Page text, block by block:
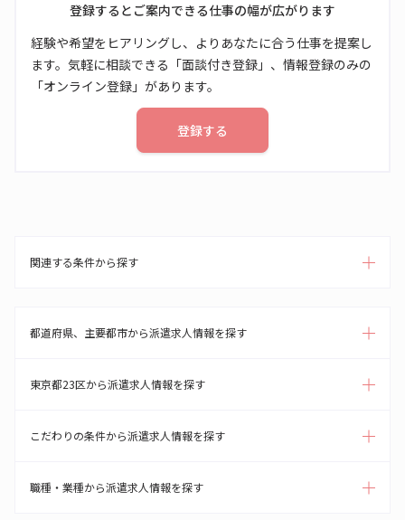
登録するとご案内できる仕事の幅が広がります
経験や希望をヒアリングし、よりあなたに合う仕事を提案し
ます。気軽に相談できる「面談付き登録」、情報登録のみの
「オンライン登録」があります。
登録する
関連する条件から探す
都道府県、主要都市から派遣求人情報を探す
東京都23区から派遣求人情報を探す
こだわりの条件から派遣求人情報を探す
職種・業種から派遣求人情報を探す